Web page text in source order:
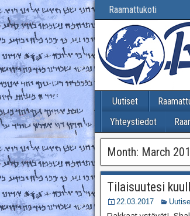
Raamattukoti
Uutiset
Yhteystiedot
Month: March
Tilaisuutesi
22.03.2017